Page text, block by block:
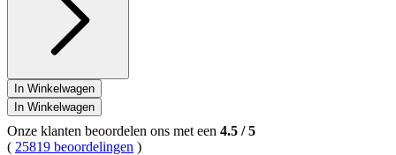
In Winkelwagen
In Winkelwagen
Onze klanten beoordelen ons met een 4.5 /5
( 25819 beoordelingen )